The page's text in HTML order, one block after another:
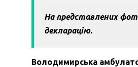
На представлених
декларацію.
Володимирська